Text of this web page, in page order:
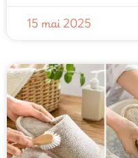
15 mai 2025